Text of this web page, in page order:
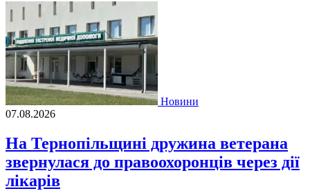
Новини
07.08.2026
На Тернопільщині дружина ветерана
звернулася до правоохоронців через дії
лікарів